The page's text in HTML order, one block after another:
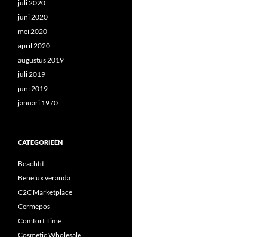
juli 2020
juni 2020
mei 2020
april 2020
augustus 2019
juli 2019
juni 2019
januari 1970
CATEGORIEËN
Beachfit
Benelux veranda
C2C Marketplace
Cermepos
Comfort Time
Cosmetic Wholesale